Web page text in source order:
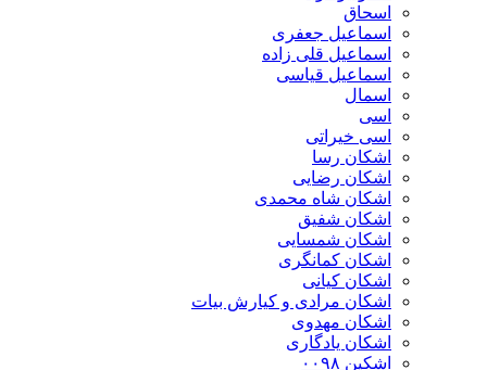
اسحاق
اسماعیل جعفری
اسماعیل قلی زاده
اسماعیل قیاسی
اسمال
اسی
اسی خیراتی
اشکان رسا
اشکان رضایی
اشکان شاه محمدی
اشکان شفیق
اشکان شمسایی
اشکان‌ کمانگری
اشکان کیانی
اشکان مرادی و کیارش بیات
اشکان مهدوی
اشکان یادگاری
اشکین ۰۰۹۸